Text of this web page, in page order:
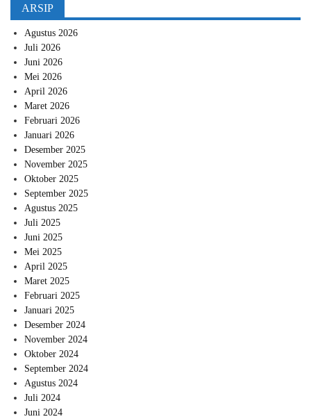
ARSIP
Agustus 2026
Juli 2026
Juni 2026
Mei 2026
April 2026
Maret 2026
Februari 2026
Januari 2026
Desember 2025
November 2025
Oktober 2025
September 2025
Agustus 2025
Juli 2025
Juni 2025
Mei 2025
April 2025
Maret 2025
Februari 2025
Januari 2025
Desember 2024
November 2024
Oktober 2024
September 2024
Agustus 2024
Juli 2024
Juni 2024